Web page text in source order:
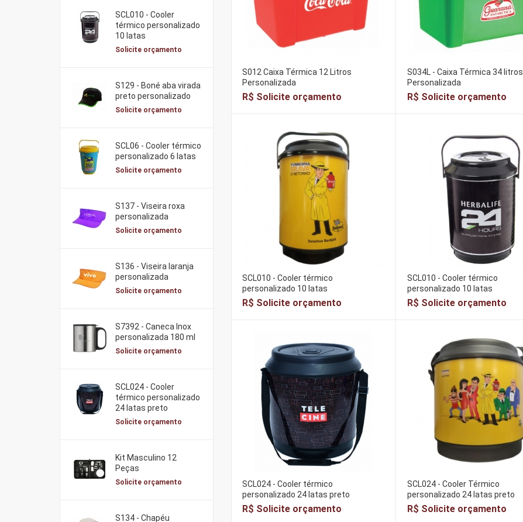
SCL010 - Cooler
térmico personalizado
10 latas
Solicite orçamento
S129 - Boné aba virada
preto personalizado
Solicite orçamento
SCL06 - Cooler térmico
personalizado 6 latas
Solicite orçamento
S137 - Viseira roxa
personalizada
Solicite orçamento
S136 - Viseira laranja
personalizada
Solicite orçamento
S7392 - Caneca Inox
personalizada 180 ml
Solicite orçamento
SCL024 - Cooler
térmico personalizado
24 latas preto
Solicite orçamento
Kit Masculino 12
Peças
Solicite orçamento
S134 - Chapéu
S012 Caixa Térmica 12 Litros
Personalizada
R$ Solicite orçamento
S034L - Caixa Térmica 34 litros
Personalizada
R$ Solicite orçamento
SCL010 - Cooler térmico
personalizado 10 latas
R$ Solicite orçamento
SCL010 - Cooler térmico
personalizado 10 latas
R$ Solicite orçamento
SCL024 - Cooler térmico
personalizado 24 latas preto
R$ Solicite orçamento
SCL024 - Cooler Térmico
personalizado 24 latas preto
R$ Solicite orçamento